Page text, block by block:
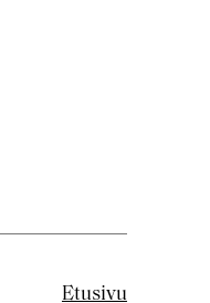
Etusivu